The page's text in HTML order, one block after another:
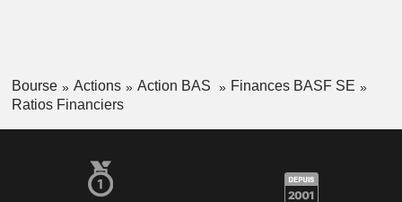
Bourse Actions Action BAS
Finances BASF SE
Ratios Financiers